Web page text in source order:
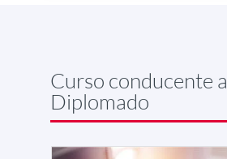
Curso conducente a
Diplomado